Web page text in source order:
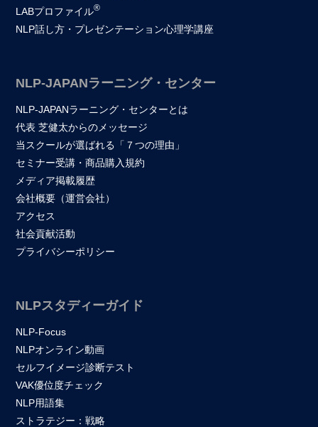
LABプロファイル®
NLP話し方・プレゼンテーション心理学講座
NLP-JAPANラーニング・センター
NLP-JAPANラーニング・センターとは
代表 芝健太からのメッセージ
当スクールが選ばれる「７つの理由」
セミナー受講・商品購入規約
メディア掲載履歴
会社概要（運営会社）
アクセス
社会貢献活動
プライバシーポリシー
NLPスタディーガイド
NLP-Focus
NLPオンライン動画
セルフイメージ診断テスト
VAK優位度チェック
NLP用語集
ストラテジー：戦略